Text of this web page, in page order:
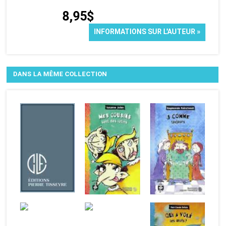
8,95$
INFORMATIONS SUR L'AUTEUR »
DANS LA MÊME COLLECTION